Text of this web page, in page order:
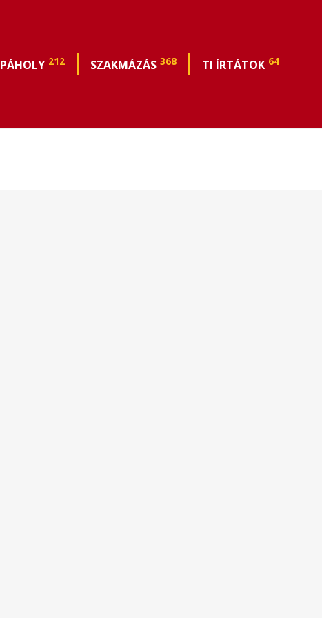
PÁHOLY 212 SZAKMÁZÁS 368 TI ÍRTÁTOK 64